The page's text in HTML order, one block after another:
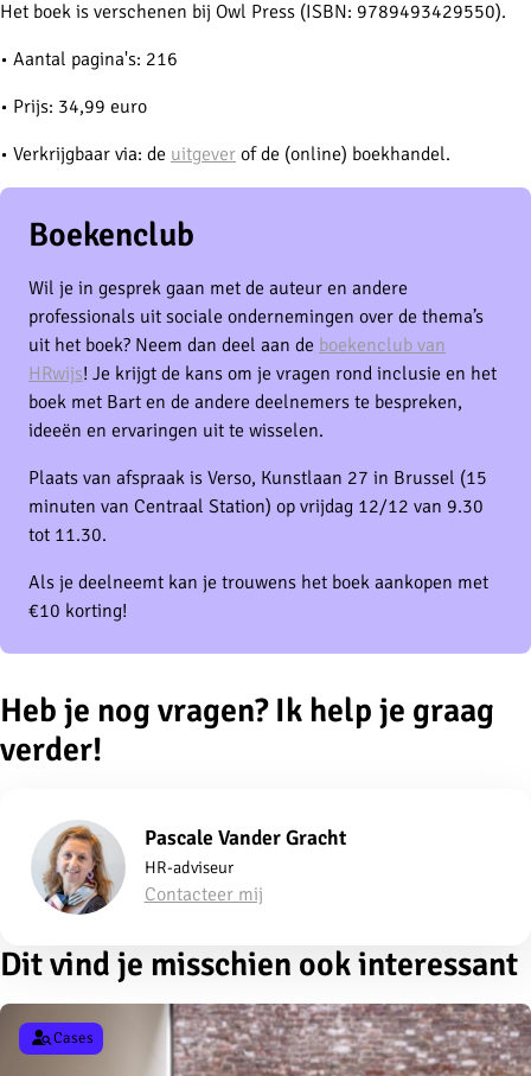
Het boek is verschenen bij Owl Press (ISBN: 9789493429550).
• Aantal pagina's: 216
• Prijs: 34,99 euro
• Verkrijgbaar via: de uitgever of de (online) boekhandel.
Boekenclub
Wil je in gesprek gaan met de auteur en andere
professionals uit sociale ondernemingen over de thema’s
uit het boek? Neem dan deel aan de boekenclub van
HRwijs! Je krijgt de kans om je vragen rond inclusie en het
boek met Bart en de andere deelnemers te bespreken,
ideeën en ervaringen uit te wisselen.
Plaats van afspraak is Verso, Kunstlaan 27 in Brussel (15
minuten van Centraal Station) op vrijdag 12/12 van 9.30
tot 11.30.
Als je deelneemt kan je trouwens het boek aankopen met
€10 korting!
Heb je nog vragen? Ik help je graag
verder!
Pascale Vander Gracht
HR-adviseur
Contacteer mij
Dit vind je misschien ook interessant
Cases